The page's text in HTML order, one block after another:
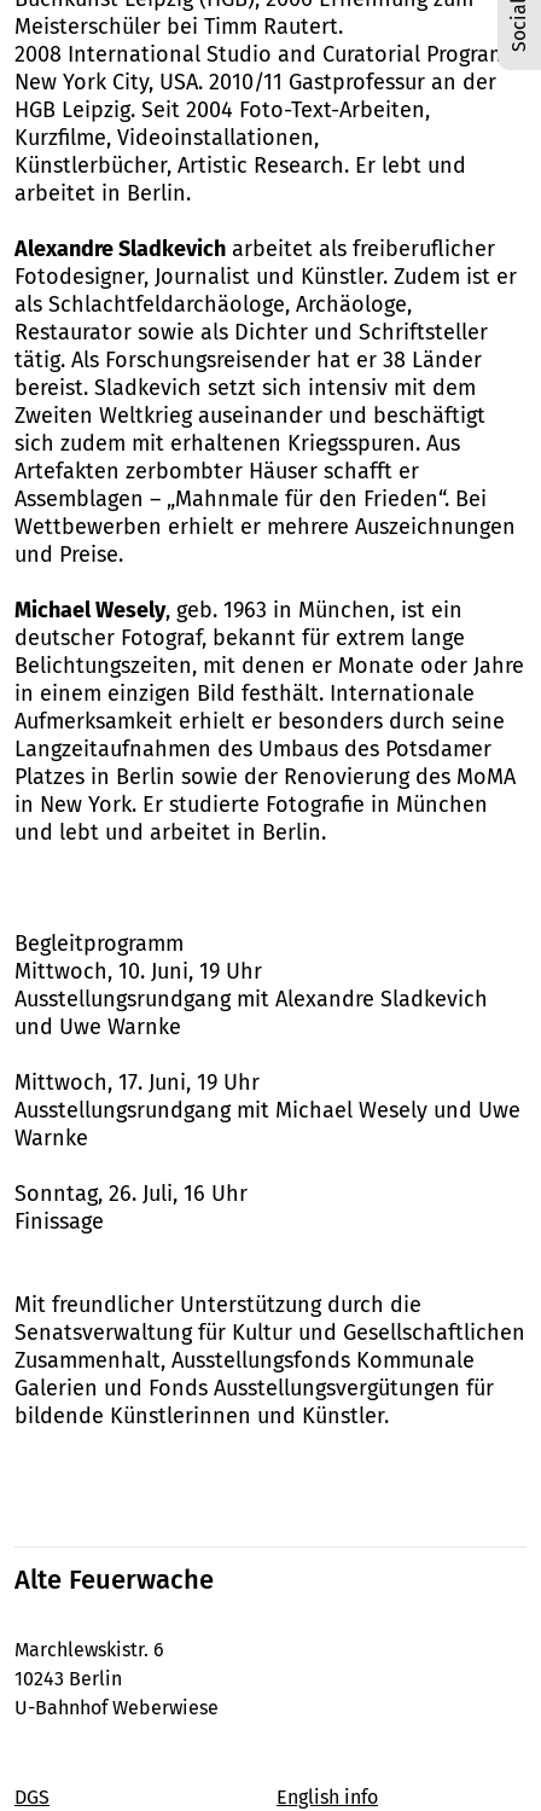
Meisterschüler bei Timm Rautert.
2008 International Studio and Curatorial Program,
New York City, USA. 2010/11 Gastprofessur an der
HGB Leipzig. Seit 2004 Foto-Text-Arbeiten,
Kurzfilme, Videoinstallationen,
Künstlerbücher, Artistic Research. Er lebt und
arbeitet in Berlin.
Alexandre Sladkevich arbeitet als freiberuflicher
Fotodesigner, Journalist und Künstler. Zudem ist er
als Schlachtfeldarchäologe, Archäologe,
Restaurator sowie als Dichter und Schriftsteller
tätig. Als Forschungsreisender hat er 38 Länder
bereist. Sladkevich setzt sich intensiv mit dem
Zweiten Weltkrieg auseinander und beschäftigt
sich zudem mit erhaltenen Kriegsspuren. Aus
Artefakten zerbombter Häuser schafft er
Assemblagen – „Mahnmale für den Frieden“. Bei
Wettbewerben erhielt er mehrere Auszeichnungen
und Preise.
Michael Wesely, geb. 1963 in München, ist ein
deutscher Fotograf, bekannt für extrem lange
Belichtungszeiten, mit denen er Monate oder Jahre
in einem einzigen Bild festhält. Internationale
Aufmerksamkeit erhielt er besonders durch seine
Langzeitaufnahmen des Umbaus des Potsdamer
Platzes in Berlin sowie der Renovierung des MoMA
in New York. Er studierte Fotografie in München
und lebt und arbeitet in Berlin.
Begleitprogramm
Mittwoch, 10. Juni, 19 Uhr
Ausstellungsrundgang mit Alexandre Sladkevich
und Uwe Warnke
Mittwoch, 17. Juni, 19 Uhr
Ausstellungsrundgang mit Michael Wesely und Uwe
Warnke
Sonntag, 26. Juli, 16 Uhr
Finissage
Mit freundlicher Unterstützung durch die
Senatsverwaltung für Kultur und Gesellschaftlichen
Zusammenhalt, Ausstellungsfonds Kommunale
Galerien und Fonds Ausstellungsvergütungen für
bildende Künstlerinnen und Künstler.
Alte Feuerwache
Marchlewskistr. 6
10243 Berlin
U-Bahnhof Weberwiese
DGS English info